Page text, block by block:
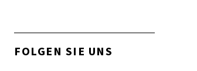
FOLGEN SIE UNS